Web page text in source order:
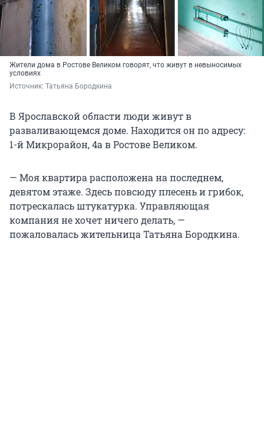
Жители дома в Ростове Великом говорят, что живут в невыносимых
условиях
Источник: Татьяна Бородкина
В Ярославской области люди живут в
разваливающемся доме. Находится он по адресу:
1-й Микрорайон, 4а в Ростове Великом.
— Моя квартира расположена на последнем,
девятом этаже. Здесь повсюду плесень и грибок,
потрескалась штукатурка. Управляющая
компания не хочет ничего делать, —
пожаловалась жительница Татьяна Бородкина.